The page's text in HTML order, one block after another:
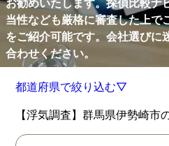
当性なども厳格に審査した上で
をご紹介可能です。会社選びに
合わせください。
都道府県で絞り込む▽
【浮気調査】群馬県伊勢崎市